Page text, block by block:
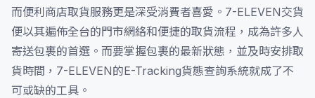
而便利商店取貨服務更是深受消費者喜愛。7-ELEVEN交貨
便以其遍佈全台的門市網絡和便捷的取貨流程，成為許多人
寄送包裹的首選。而要掌握包裹的最新狀態，並及時安排取
貨時間，7-ELEVEN的E-Tracking貨態查詢系統就成了不
可或缺的工具。